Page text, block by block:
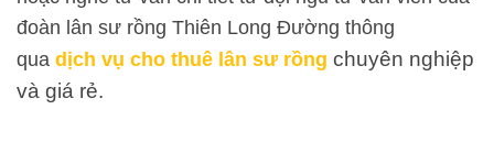
đoàn lân sư rồng Thiên Long Đường thông
qua dịch vụ cho thuê lân sư rồng chuyên nghiệp
và giá rẻ.